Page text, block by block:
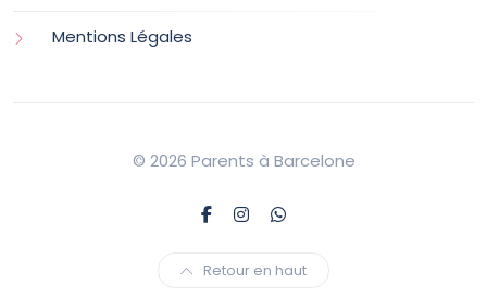
Mentions Légales
© 2026 Parents à Barcelone
Retour en haut